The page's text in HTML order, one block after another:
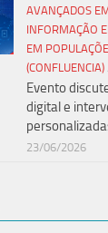
AVANÇADOS
INFORMAÇÃO
EM
(CONFLUENCIA)
Evento
digital e
23/06/2026